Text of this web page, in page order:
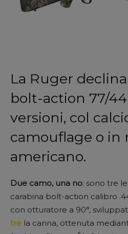
La Ruger
bolt-action 77/
versioni, col
camouflage o in
americano.
Due camo, una no: sono tre
carabina bolt-action calibro
con otturatore a 90°,
tre la canna, ottenuta